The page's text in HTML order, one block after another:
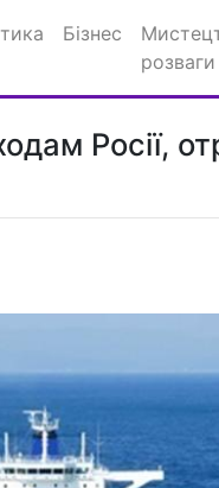
Бізнес
розваги
Росії,